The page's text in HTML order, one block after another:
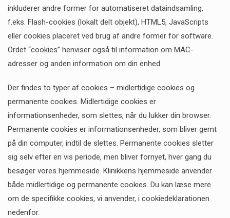
inkluderer andre former for automatiseret dataindsamling,
f.eks. Flash-cookies (lokalt delt objekt), HTML5, JavaScripts
eller cookies placeret ved brug af andre former for software.
Ordet “cookies” henviser også til information om MAC-
adresser og anden information om din enhed.
Der findes to typer af cookies – midlertidige cookies og
permanente cookies. Midlertidige cookies er
informationsenheder, som slettes, når du lukker din browser.
Permanente cookies er informationsenheder, som bliver gemt
på din computer, indtil de slettes. Permanente cookies sletter
sig selv efter en vis periode, men bliver fornyet, hver gang du
besøger vores hjemmeside. Klinikkens hjemmeside anvender
både midlertidige og permanente cookies. Du kan læse mere
om de specifikke cookies, vi anvender, i cookiedeklarationen
nedenfor.